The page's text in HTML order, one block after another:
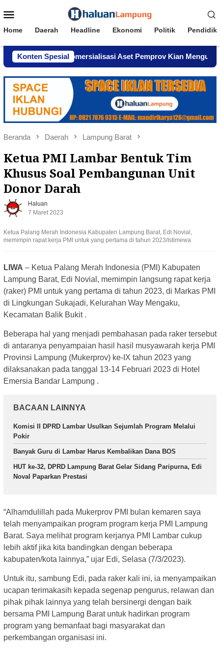
ke
Mobile
Home Daerah Headline Ekonomi Politik
Konten Spesial
Komersialisasi Aset Pemprov Kian Menguat
Beranda Daerah Lampung Barat
Ketua PMI Lambar Bentuk Tim
Khusus Soal Pembangunan Unit
Donor Darah
Haluan
7 Maret 2023
Ketua Palang Merah Indonesia Kabupaten Lampung Barat, Edi Novial,
memimpin rapat kerja PMI untuk yang pertama di tahun 2023/Istimewa
LIWA – Ketua Palang Merah Indonesia (PMI) Kabupaten
Lampung Barat, Edi Novial, memimpin langsung rapat kerja
(raker) PMI untuk yang pertama di tahun 2023, di Markas PMI
di Lingkungan Sukajadi, Kelurahan Way Mengaku,
Kecamatan Balik Bukit .
Beberapa hal yang menjadi pembahasan pada raker tersebut
di antaranya penyampaian hasil hasil musyawarah kerja PMI
Provinsi Lampung (Mukerprov) ke-IX tahun 2023 yang
dilaksanakan pada tanggal 13-14 Februari 2023 di Hotel
Emersia Bandar Lampung .
BACAAN LAINNYA
Komisi II DPRD Lambar Usulkan Sejumlah Program Melalui
Pokir
Banyak Guru di Lambar Harus Kembalikan Dana BOS
HUT ke-32, DPRD Lampung Barat Gelar Sidang Paripurna, Edi
Noval Paparkan Prestasi
“Alhamdulillah pada Mukerprov PMI bulan kemaren saya
telah menyampaikan program program kerja PMI Lampung
Barat. Saya melihat program kerjanya PMI Lambar cukup
lebih aktif jika kita bandingkan dengan beberapa
kabupaten/kota lainnya,” ujar Edi, Selasa (7/3/2023).
Untuk itu, sambung Edi, pada raker kali ini, ia menyampaikan
ucapan terimakasih kepada segenap pengurus, relawan dan
pihak pihak lainnya yang telah bersinergi dengan baik
bersama PMI Lampung Barat untuk hadirkan program
program yang bemanfaat bagi masyarakat dan
perkembangan organisasi ini.